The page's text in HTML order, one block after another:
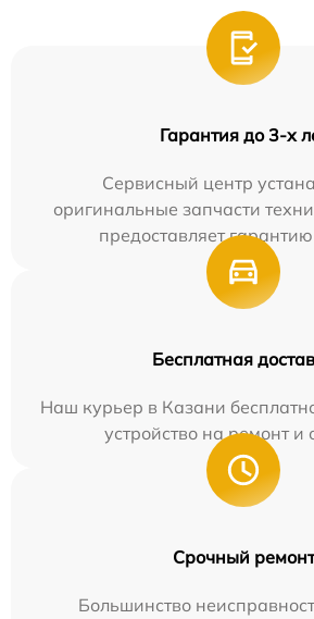
Гарантия до 3-х
Сервисный центр
оригинальные запчасти
предоставляет
Бесплатная
Наш курьер в Казани
устройство на ремонт и
Срочный ремонт
Большинство